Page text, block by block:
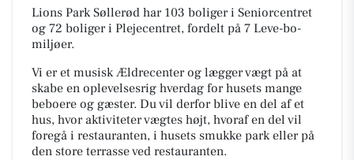
Lions Park Søllerød har 103 boliger i Seniorcentret
og 72 boliger i Plejecentret, fordelt på 7 Leve-bo-
miljøer.
Vi er et musisk Ældrecenter og lægger vægt på at
skabe en oplevelsesrig hverdag for husets mange
beboere og gæster. Du vil derfor blive en del af et
hus, hvor aktiviteter vægtes højt, hvoraf en del vil
foregå i restauranten, i husets smukke park eller på
den store terrasse ved restauranten.